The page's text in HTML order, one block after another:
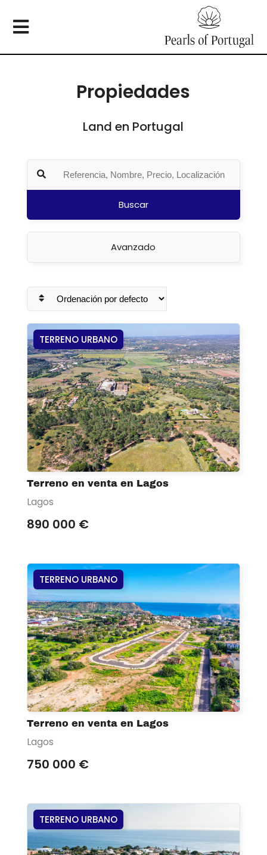
Propiedades
Land en Portugal
Buscar
Avanzado
TERRENO URBANO
Terreno en venta en Lagos
Lagos
890 000 €
TERRENO URBANO
Terreno en venta en Lagos
Lagos
750 000 €
TERRENO URBANO